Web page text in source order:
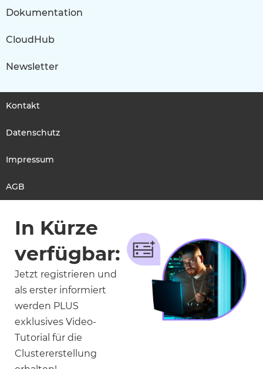
Dokumentation
CloudHub
Newsletter
Kontakt
Datenschutz
Impressum
AGB
In Kürze
verfügbar:
Jetzt registrieren und
als erster informiert
werden PLUS
exklusives Video-
Tutorial für die
Clustererstellung